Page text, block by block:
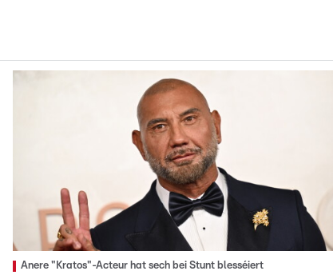
Anere "Kratos"-Acteur hat sech bei Stunt blesséiert